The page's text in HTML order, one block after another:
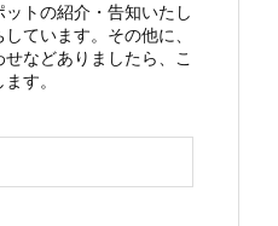
トの紹介・告知いたし
ています。その他に、
などありましたら、こ
す。